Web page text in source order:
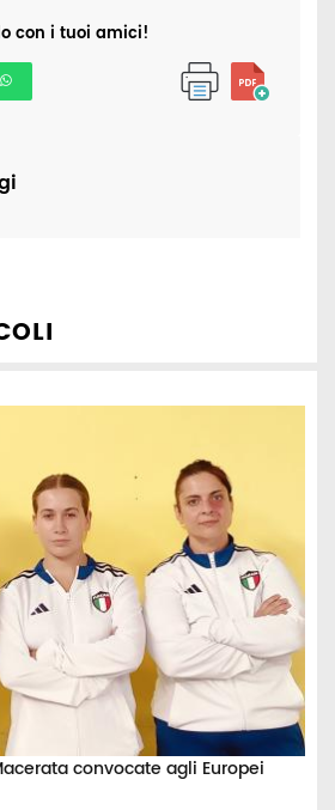
con i tuoi amici!
convocate agli Europei